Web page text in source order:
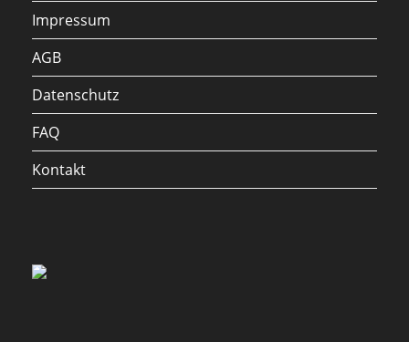
Impressum
AGB
Datenschutz
FAQ
Kontakt